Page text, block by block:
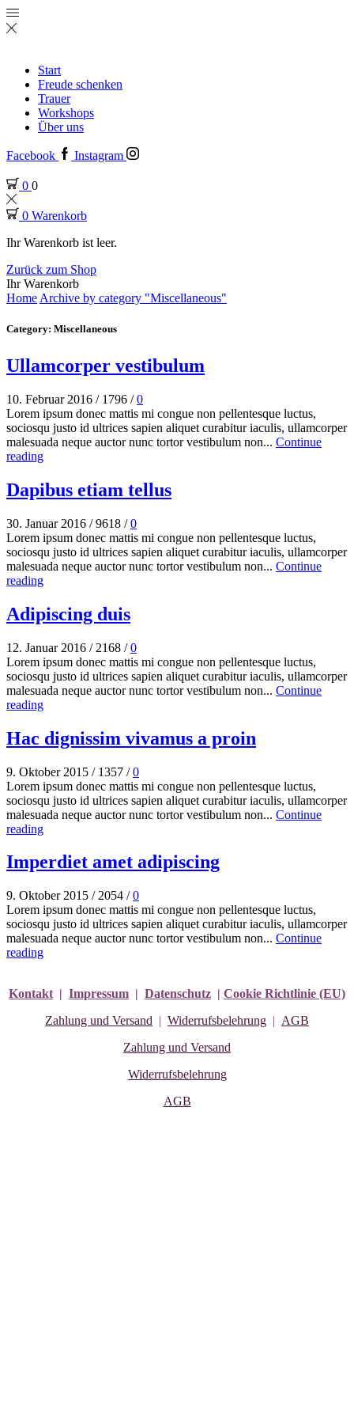
Start
Freude schenken
Trauer
Workshops
Über uns
Facebook Instagram
0 0
0 Warenkorb
Ihr Warenkorb ist leer.
Zurück zum Shop
Ihr Warenkorb
Home Archive by category "Miscellaneous"
Category: Miscellaneous
Ullamcorper vestibulum
10. Februar 2016 / 1796 / 0
Lorem ipsum donec mattis mi congue non pellentesque luctus,
sociosqu justo id ultrices sapien aliquet curabitur iaculis, ullamcorper
malesuada neque auctor nunc tortor vestibulum non... Continue
reading
Dapibus etiam tellus
30. Januar 2016 / 9618 / 0
Lorem ipsum donec mattis mi congue non pellentesque luctus,
sociosqu justo id ultrices sapien aliquet curabitur iaculis, ullamcorper
malesuada neque auctor nunc tortor vestibulum non... Continue
reading
Adipiscing duis
12. Januar 2016 / 2168 / 0
Lorem ipsum donec mattis mi congue non pellentesque luctus,
sociosqu justo id ultrices sapien aliquet curabitur iaculis, ullamcorper
malesuada neque auctor nunc tortor vestibulum non... Continue
reading
Hac dignissim vivamus a proin
9. Oktober 2015 / 1357 / 0
Lorem ipsum donec mattis mi congue non pellentesque luctus,
sociosqu justo id ultrices sapien aliquet curabitur iaculis, ullamcorper
malesuada neque auctor nunc tortor vestibulum non... Continue
reading
Imperdiet amet adipiscing
9. Oktober 2015 / 2054 / 0
Lorem ipsum donec mattis mi congue non pellentesque luctus,
sociosqu justo id ultrices sapien aliquet curabitur iaculis, ullamcorper
malesuada neque auctor nunc tortor vestibulum non... Continue
reading
Kontakt | Impressum | Datenschutz | Cookie Richtlinie (EU)
Zahlung und Versand | Widerrufsbelehrung | AGB
Zahlung und Versand
Widerrufsbelehrung
AGB